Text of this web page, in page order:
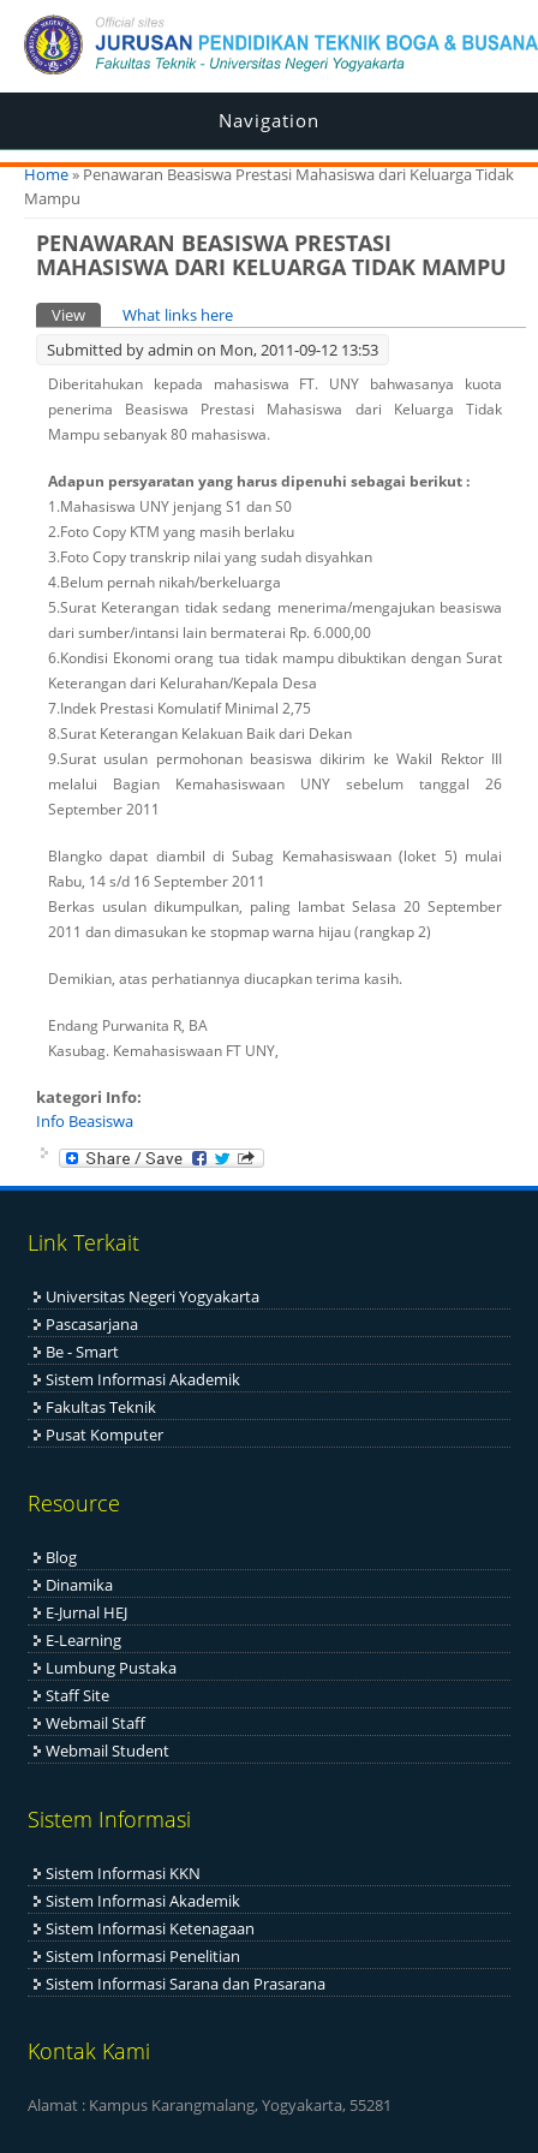
Navigation
You are here
Home» Penawaran Beasiswa Prestasi Mahasiswa dari Keluarga Tidak
Mampu
PENAWARAN BEASISWA PRESTASI
MAHASISWA DARI KELUARGA TIDAK MAMPU
Primary tabs
View (active tab)
What links here
Submitted byadmin on Mon, 2011-09-12 13:53
Diberitahukan kepada mahasiswa FT. UNY bahwasanya kuota
penerima Beasiswa Prestasi Mahasiswa dari Keluarga Tidak
Mampu sebanyak 80 mahasiswa.
Adapun persyaratan yang harus dipenuhi sebagai berikut :
1.Mahasiswa UNY jenjang S1 dan S0
2.Foto Copy KTM yang masih berlaku
3.Foto Copy transkrip nilai yang sudah disyahkan
4.Belum pernah nikah/berkeluarga
5.Surat Keterangan tidak sedang menerima/mengajukan beasiswa
dari sumber/intansi lain bermaterai Rp. 6.000,00
6.Kondisi Ekonomi orang tua tidak mampu dibuktikan dengan Surat
Keterangan dari Kelurahan/Kepala Desa
7.Indek Prestasi Komulatif Minimal 2,75
8.Surat Keterangan Kelakuan Baik dari Dekan
9.Surat usulan permohonan beasiswa dikirim ke Wakil Rektor III
melalui Bagian Kemahasiswaan UNY sebelum tanggal 26
September 2011
Blangko dapat diambil di Subag Kemahasiswaan (loket 5) mulai
Rabu, 14 s/d 16 September 2011
Berkas usulan dikumpulkan, paling lambat Selasa 20 September
2011 dan dimasukan ke stopmap warna hijau (rangkap 2)
Demikian, atas perhatiannya diucapkan terima kasih.
Endang Purwanita R, BA
Kasubag. Kemahasiswaan FT UNY,
kategori Info:
Info Beasiswa
Link Terkait
Universitas Negeri Yogyakarta
Pascasarjana
Be - Smart
Sistem Informasi Akademik
Fakultas Teknik
Pusat Komputer
Resource
Blog
Dinamika
E-Jurnal HEJ
E-Learning
Lumbung Pustaka
Staff Site
Webmail Staff
Webmail Student
Sistem Informasi
Sistem Informasi KKN
Sistem Informasi Akademik
Sistem Informasi Ketenagaan
Sistem Informasi Penelitian
Sistem Informasi Sarana dan Prasarana
Kontak Kami
Alamat : Kampus Karangmalang, Yogyakarta, 55281